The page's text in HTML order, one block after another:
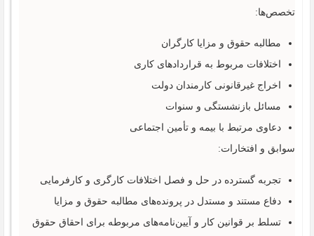
تخصص‌ها:
مطالبه حقوق و مزایا کارگران
اختلافات مربوط به قراردادهای کاری
اخراج غیرقانونی کارمندان دولت
مسائل بازنشستگی و سنوات
دعاوی مرتبط با بیمه و تأمین اجتماعی
سوابق و افتخارات:
تجربه گسترده در حل و فصل اختلافات کارگری و کارفرمایی
دفاع مستند و مستدل در پرونده‌های مطالبه حقوق و مزایا
تسلط بر قوانین کار و آیین‌نامه‌های مربوطه برای احقاق حقوق